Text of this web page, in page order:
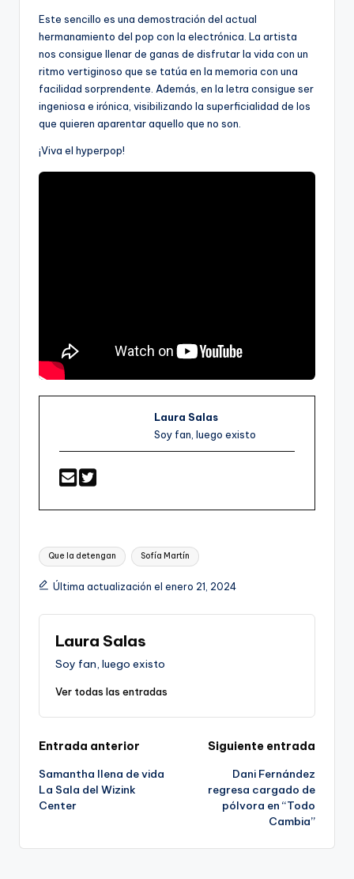
Este sencillo es una demostración del actual
hermanamiento del pop con la electrónica. La artista
nos consigue llenar de ganas de disfrutar la vida con un
ritmo vertiginoso que se tatúa en la memoria con una
facilidad sorprendente. Además, en la letra consigue ser
ingeniosa e irónica, visibilizando la superficialidad de los
que quieren aparentar aquello que no son.
¡Viva el hyperpop!
Laura Salas
Soy fan, luego existo
Etiquetas:
Que la detengan Sofía Martín
Última actualización el enero 21, 2024
Laura Salas
Soy fan, luego existo
Ver todas las entradas
Navegación
de
entradas
Entrada anterior
Samantha llena de vida
La Sala del Wizink
Center
Siguiente entrada
Dani Fernández
regresa cargado de
pólvora en “Todo
Cambia”